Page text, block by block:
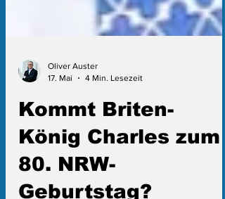
Oliver Auster
17. Mai
4 Min. Lesezeit
Kommt Briten-
König Charles zum